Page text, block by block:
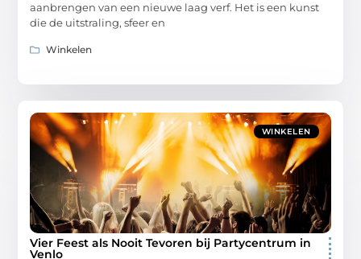
aanbrengen van een nieuwe laag verf. Het is een kunst
die de uitstraling, sfeer en
Winkelen
WINKELEN
Vier Feest als Nooit Tevoren bij Partycentrum in
Venlo